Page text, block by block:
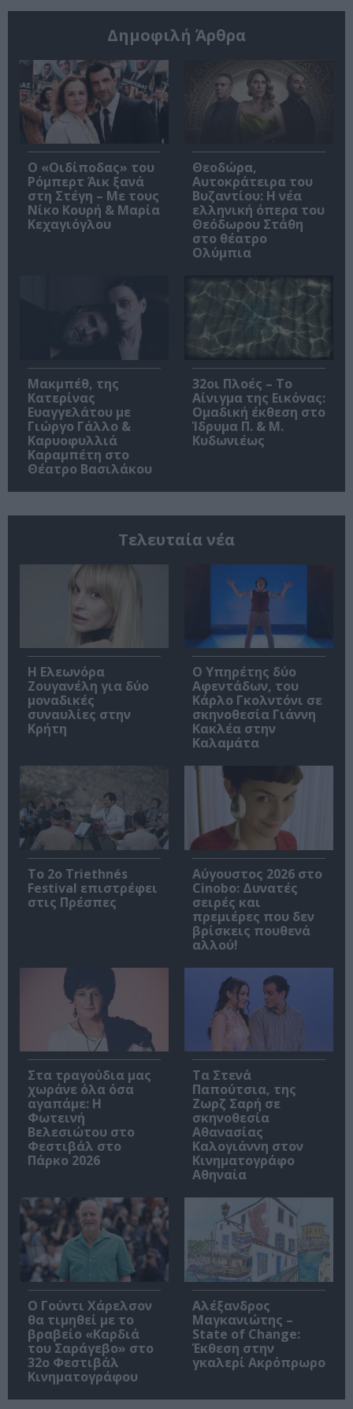
Δημοφιλή Άρθρα
O «Οιδίποδας» του
Ρόμπερτ Άικ ξανά
στη Στέγη – Με τους
Νίκο Κουρή & Μαρία
Κεχαγιόγλου
Θεοδώρα,
Αυτοκράτειρα του
Βυζαντίου: Η νέα
ελληνική όπερα του
Θεόδωρου Στάθη
στο θέατρο
Ολύμπια
Μακμπέθ, της
Κατερίνας
Ευαγγελάτου με
Γιώργο Γάλλο &
Καρυοφυλλιά
Καραμπέτη στο
Θέατρο Βασιλάκου
32οι Πλοές – Το
Αίνιγμα της Εικόνας:
Ομαδική έκθεση στο
Ίδρυμα Π. & Μ.
Κυδωνιέως
Τελευταία νέα
Η Ελεωνόρα
Ζουγανέλη για δύο
μοναδικές
συναυλίες στην
Κρήτη
Ο Υπηρέτης δύο
Αφεντάδων, του
Κάρλο Γκολντόνι σε
σκηνοθεσία Γιάννη
Κακλέα στην
Καλαμάτα
Το 2ο Triethnés
Festival επιστρέφει
στις Πρέσπες
Αύγουστος 2026 στο
Cinobo: Δυνατές
σειρές και
πρεμιέρες που δεν
βρίσκεις πουθενά
αλλού!
Στα τραγούδια μας
χωράνε όλα όσα
αγαπάμε: Η
Φωτεινή
Βελεσιώτου στο
Φεστιβάλ στο
Πάρκο 2026
Τα Στενά
Παπούτσια, της
Ζωρζ Σαρή σε
σκηνοθεσία
Αθανασίας
Καλογιάννη στον
Κινηματογράφο
Αθηναία
Ο Γούντι Χάρελσον
θα τιμηθεί με το
βραβείο «Καρδιά
του Σαράγεβο» στο
32ο Φεστιβάλ
Κινηματογράφου
Αλέξανδρος
Μαγκανιώτης –
State of Change:
Έκθεση στην
γκαλερί Ακρόπρωρο